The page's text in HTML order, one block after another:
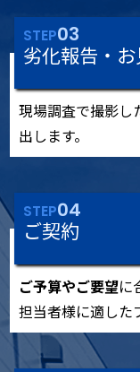
STEP03
劣化報告・
現場調査で撮影し
出します。
STEP04
ご契約
ご予算やご要望に
担当者様に適した